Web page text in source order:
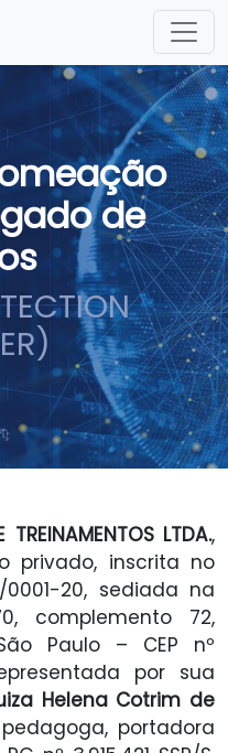
de
TREINAMENTOS LTDA.,
privado, inscrita no
0001-20, sediada na
complemento 72,
Paulo – CEP nº
por sua
Helena Cotrim de
portadora